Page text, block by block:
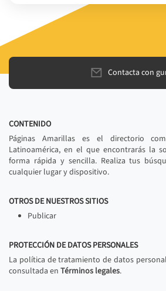
Contacta con
CONTENIDO
Páginas Amarillas es el directorio
Latinoamérica, en el que encontrarás la
forma rápida y sencilla. Realiza tus
cualquier lugar y dispositivo.
OTROS DE NUESTROS SITIOS
Publicar
PROTECCIÓN DE DATOS PERSONALES
La política de tratamiento de datos
consultada en Términos legales.